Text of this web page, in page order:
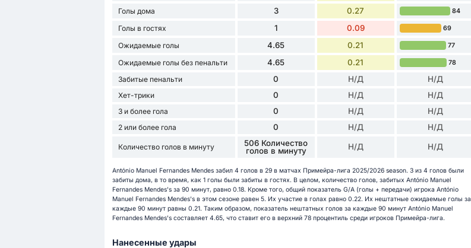
Голы дома 3 0.27 84
Голы в гостях 1 0.09 69
Ожидаемые голы 4.65 0.21 77
Ожидаемые голы без пенальти 4.65 0.21 78
Забитые пенальти 0 Н/Д Н/Д
Хет-трики 0 Н/Д Н/Д
3 и более гола 0 Н/Д Н/Д
2 или более гола 0 Н/Д Н/Д
Количество голов в минуту
506 Количество
голов в минуту
Н/Д Н/Д
António Manuel Fernandes Mendes забил 4 голов в 29 в матчах Примейра-лига 2025/2026 season. 3 из 4 голов были
забиты дома, в то время, как 1 голы были забиты в гостях. В целом, количество голов, забитых António Manuel
Fernandes Mendes's за 90 минут, равно 0.18. Кроме того, общий показатель G/A (голы + передачи) игрока António
Manuel Fernandes Mendes's в этом сезоне равен 5. Их участие в голах равно 0.22. Их нештатные ожидаемые голы за
каждые 90 минут равны 0.21. Таким образом, показатель нештатных голов за каждые 90 минут António Manuel
Fernandes Mendes's составляет 4.65, что ставит его в верхний 78 процентиль среди игроков Примейра-лига.
Нанесенные удары